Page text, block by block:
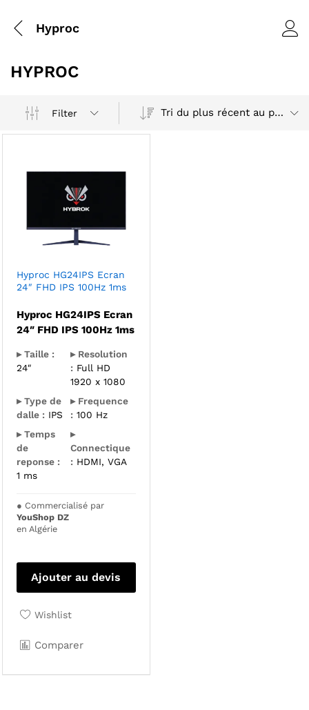
Hyproc
HYPROC
Filter Tri du plus récent au plus ancien
Hyproc HG24IPS Ecran
24″ FHD IPS 100Hz 1ms
Hyproc HG24IPS Ecran
24″ FHD IPS 100Hz 1ms
▸ Taille :
24″
▸ Resolution
: Full HD
1920 x 1080
▸ Type de
dalle : IPS
▸ Frequence
: 100 Hz
▸ Temps
de
reponse :
1 ms
▸
Connectique
: HDMI, VGA
● Commercialisé par
YouShop DZ
en Algérie
Ajouter au devis
Wishlist
Comparer